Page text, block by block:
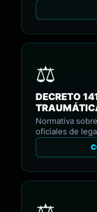
DECRETO
Normativa
oficiales de